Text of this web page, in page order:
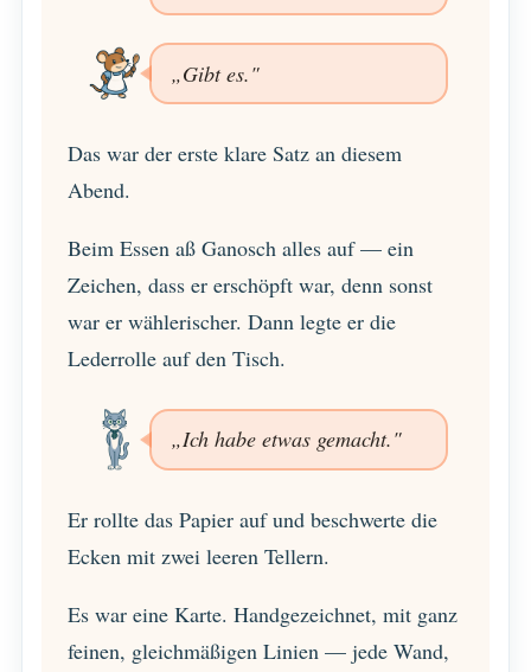
„Gibt es."
Das war der erste klare Satz an diesem
Abend.
Beim Essen aß Ganosch alles auf — ein
Zeichen, dass er erschöpft war, denn sonst
war er wählerischer. Dann legte er die
Lederrolle auf den Tisch.
„Ich habe etwas gemacht."
Er rollte das Papier auf und beschwerte die
Ecken mit zwei leeren Tellern.
Es war eine Karte. Handgezeichnet, mit ganz
feinen, gleichmäßigen Linien — jede Wand,